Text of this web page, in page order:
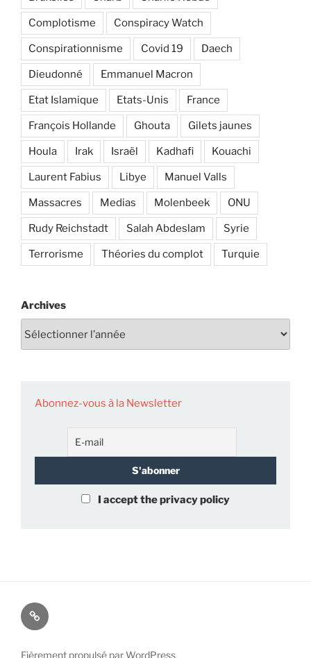
Complotisme Conspiracy Watch
Conspirationnisme Covid 19 Daech
Dieudonné Emmanuel Macron
Etat Islamique Etats-Unis France
François Hollande Ghouta Gilets jaunes
Houla Irak Israël Kadhafi Kouachi
Laurent Fabius Libye Manuel Valls
Massacres Medias Molenbeek ONU
Rudy Reichstadt Salah Abdeslam Syrie
Terrorisme Théories du complot Turquie
Archives
Abonnez-vous à la Newsletter
I accept the privacy policy
À
propos
Fièrement propulsé par WordPress